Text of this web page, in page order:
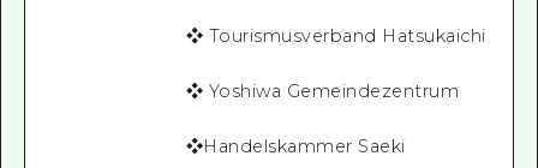
❖ Tourismusverband Hatsukaichi
❖ Yoshiwa Gemeindezentrum
❖Handelskammer Saeki